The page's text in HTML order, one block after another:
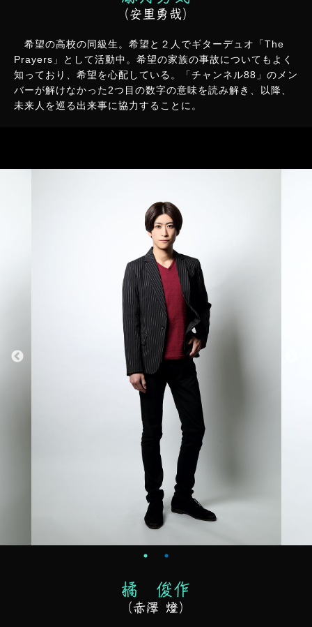
（安里勇哉）
希望の高校の同級生。希望と２人でギターデュオ「The
Prayers」として活動中。希望の家族の事故についてもよく
知っており、希望を心配している。「チャンネル88」のメン
バーが解けなかった2つ目の数字の意味を読み解き、以降、
未来人を巡る出来事に協力することに。
橘 俊作
（赤澤 燈）